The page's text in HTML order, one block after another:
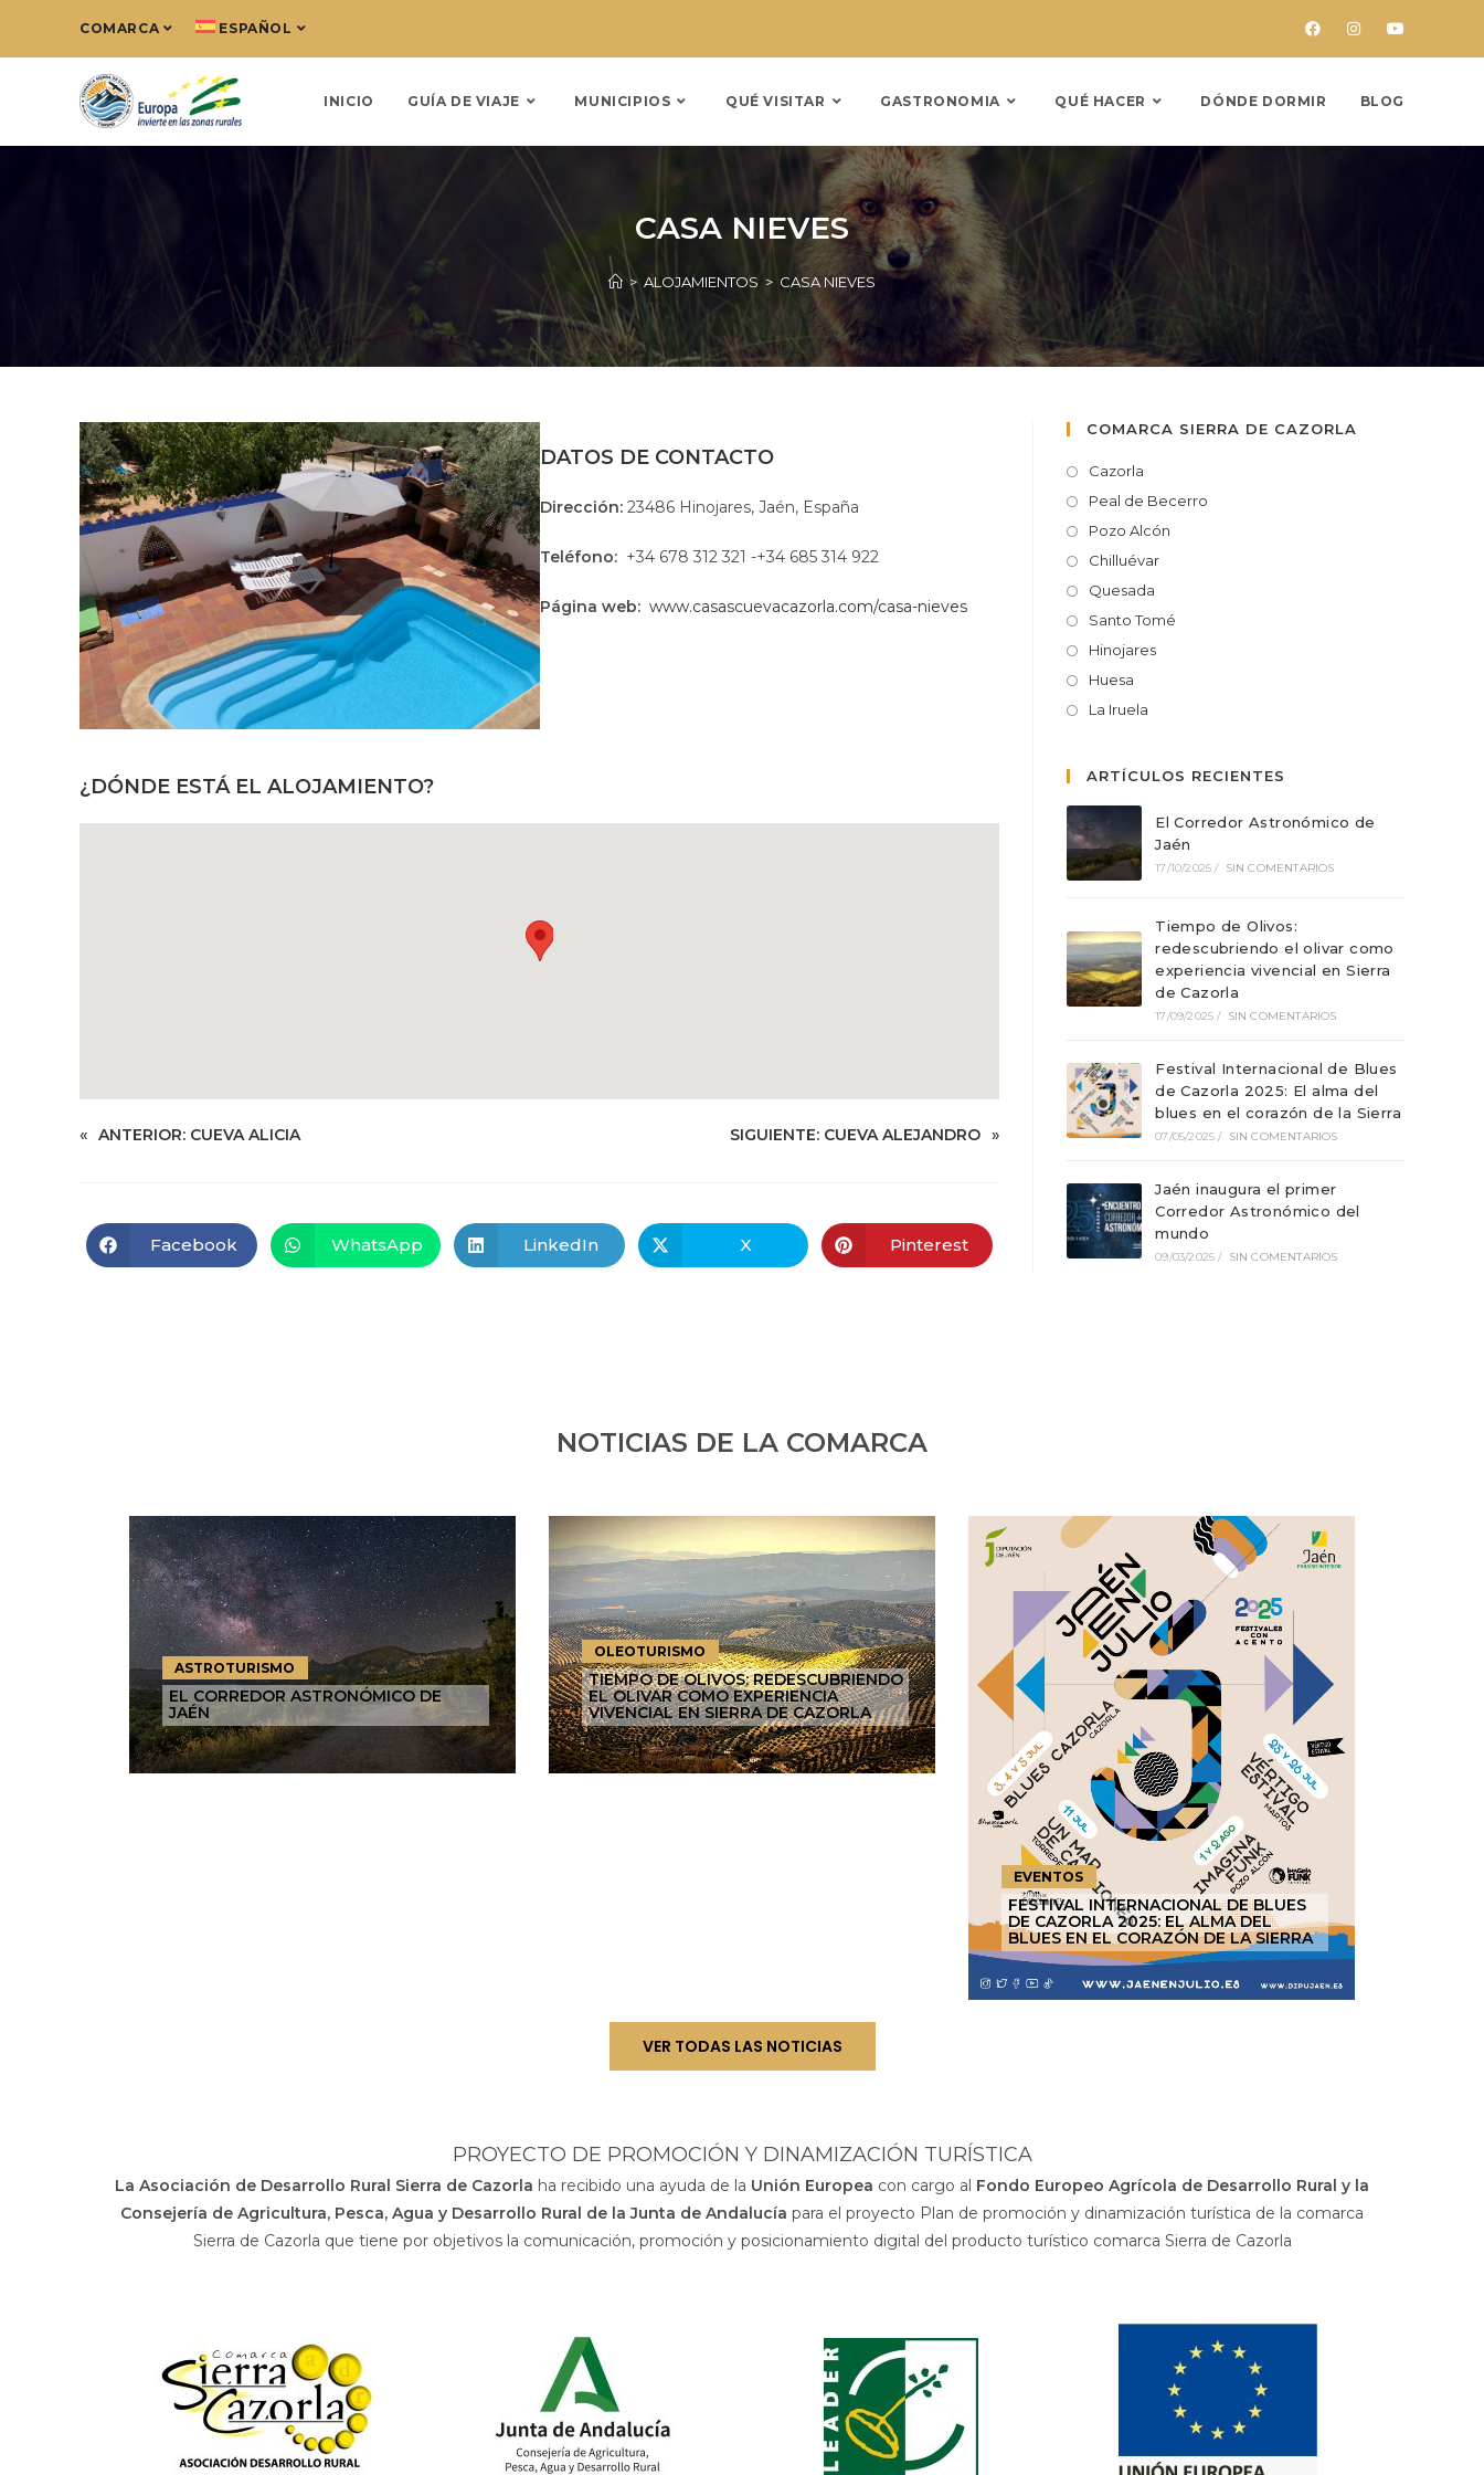
COMARCA ESPAÑOL
INICIO GUÍA DE VIAJE MUNICIPIOS QUÉ VISITAR GASTRONOMIA QUÉ HACER DÓNDE DORMIR BLOG
CASA NIEVES
> ALOJAMIENTOS > CASA NIEVES
DATOS DE CONTACTO
Dirección: 23486 Hinojares, Jaén, España
Teléfono: +34 678 312 321 -+34 685 314 922
Página web: www.casascuevacazorla.com/casa-nieves
¿DÓNDE ESTÁ EL ALOJAMIENTO?
« ANTERIOR: CUEVA ALICIA SIGUIENTE: CUEVA ALEJANDRO »
Facebook WhatsApp LinkedIn X Pinterest
COMARCA SIERRA DE CAZORLA
Cazorla
Peal de Becerro
Pozo Alcón
Chilluévar
Quesada
Santo Tomé
Hinojares
Huesa
La Iruela
ARTÍCULOS RECIENTES
El Corredor Astronómico de
Jaén
17/10/2025 / SIN COMENTARIOS
Tiempo de Olivos:
redescubriendo el olivar como
experiencia vivencial en Sierra
de Cazorla
17/09/2025 / SIN COMENTARIOS
Festival Internacional de Blues
de Cazorla 2025: El alma del
blues en el corazón de la Sierra
07/05/2025 / SIN COMENTARIOS
Jaén inaugura el primer
Corredor Astronómico del
mundo
09/03/2025 / SIN COMENTARIOS
NOTICIAS DE LA COMARCA
ASTROTURISMO
EL CORREDOR ASTRONÓMICO DE
JAÉN
OLEOTURISMO
TIEMPO DE OLIVOS: REDESCUBRIENDO
EL OLIVAR COMO EXPERIENCIA
VIVENCIAL EN SIERRA DE CAZORLA
EVENTOS
FESTIVAL INTERNACIONAL DE BLUES
DE CAZORLA 2025: EL ALMA DEL
BLUES EN EL CORAZÓN DE LA SIERRA
VER TODAS LAS NOTICIAS
PROYECTO DE PROMOCIÓN Y DINAMIZACIÓN TURÍSTICA
La Asociación de Desarrollo Rural Sierra de Cazorla ha recibido una ayuda de la Unión Europea con cargo al Fondo Europeo Agrícola de Desarrollo Rural y la
Consejería de Agricultura, Pesca, Agua y Desarrollo Rural de la Junta de Andalucía para el proyecto Plan de promoción y dinamización turística de la comarca
Sierra de Cazorla que tiene por objetivos la comunicación, promoción y posicionamiento digital del producto turístico comarca Sierra de Cazorla